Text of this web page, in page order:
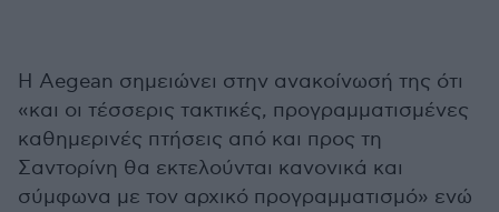
Η Aegean σημειώνει στην ανακοίνωσή της ότι
«και οι τέσσερις τακτικές, προγραμματισμένες
καθημερινές πτήσεις από και προς τη
Σαντορίνη θα εκτελούνται κανονικά και
σύμφωνα με τον αρχικό προγραμματισμό» ενώ